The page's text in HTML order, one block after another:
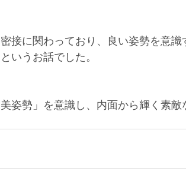
接に関わっており、良い姿勢を意
いうお話でした。
姿勢」を意識し、内面から輝く素敵